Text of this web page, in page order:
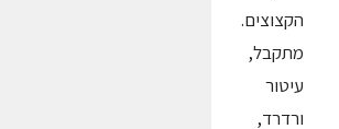
הקצוצים.
מתקבל,
עיטור
ורדרד,